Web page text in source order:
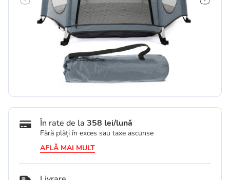
În rate de la 358 lei/lună
Fără plăți în exces sau taxe ascunse
AFLĂ MAI MULT